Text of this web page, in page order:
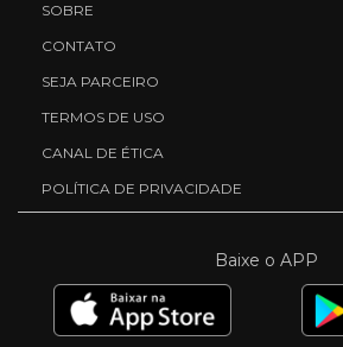
SOBRE
CONTATO
SEJA PARCEIRO
TERMOS DE USO
CANAL DE ÉTICA
POLÍTICA DE PRIVACIDADE
Baixe o APP